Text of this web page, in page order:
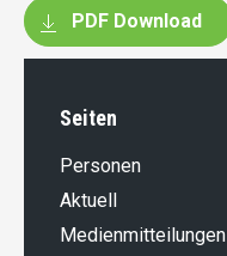
PDF Download
Seiten
Personen
Aktuell
Medienmitteilungen